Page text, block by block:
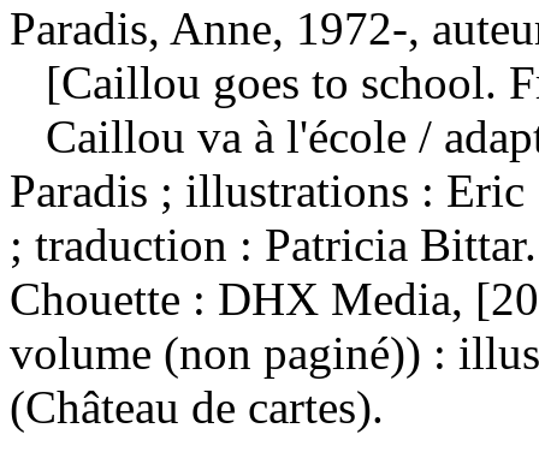
Paradis, Anne, 1972-,
[Caillou goes to school.
Caillou va à l'école /
Paradis ; illustrations : Eric
; traduction : Patricia
Chouette : DHX Media,
volume (non paginé)) :
(Château de cartes).